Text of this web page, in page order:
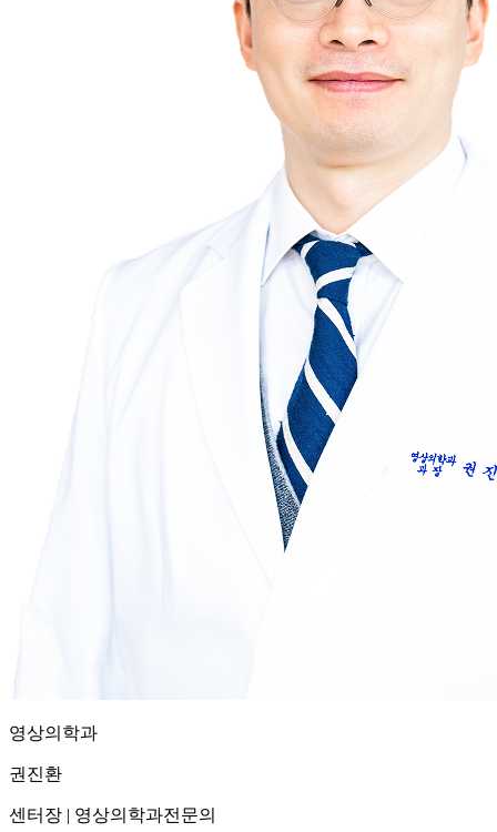
영상의학과
권진환
센터장 | 영상의학과전문의